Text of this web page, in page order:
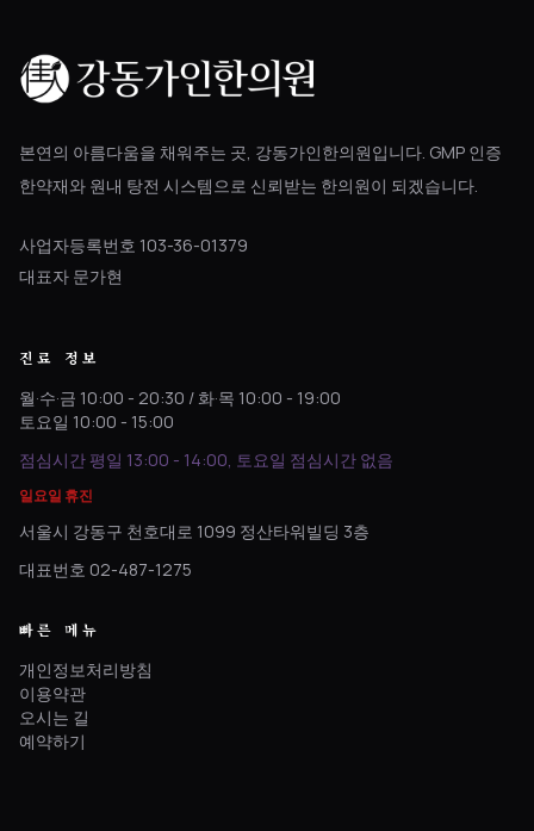
본연의 아름다움을 채워주는 곳, 강동가인한의원입니다. GMP 인증
한약재와 원내 탕전 시스템으로 신뢰받는 한의원이 되겠습니다.
사업자등록번호 103-36-01379
대표자 문가현
진료 정보
월·수·금 10:00 - 20:30 / 화·목 10:00 - 19:00
토요일 10:00 - 15:00
점심시간 평일 13:00 - 14:00, 토요일 점심시간 없음
일요일 휴진
서울시 강동구 천호대로 1099 정산타워빌딩 3층
대표번호 02-487-1275
빠른 메뉴
개인정보처리방침
이용약관
오시는 길
예약하기